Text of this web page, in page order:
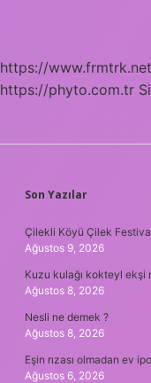
https://www.frmtrk.net
https://phyto.com.tr
SIDEBAR
Son Yazılar
Çilekli Köyü Çilek
Ağustos 9, 2026
Kuzu kulağı kokteyl ekşi
Ağustos 8, 2026
Nesli ne demek ?
Ağustos 8, 2026
Eşin rızası olmadan ev
Ağustos 6, 2026